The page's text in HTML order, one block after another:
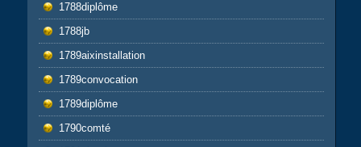
1788diplôme
1788jb
1789aixinstallation
1789convocation
1789diplôme
1790comté